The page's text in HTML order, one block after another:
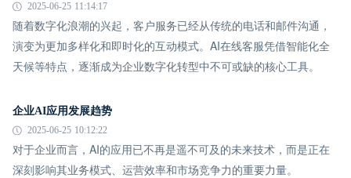
2025-06-25 11:14:17
随着数字化浪潮的兴起，客户服务已经从传统的电话和邮件沟通，
演变为更加多样化和即时化的互动模式。AI在线客服凭借智能化全
天候等特点，逐渐成为企业数字化转型中不可或缺的核心工具。
企业AI应用发展趋势
2025-06-25 10:12:22
对于企业而言，AI的应用已不再是遥不可及的未来技术，而是正在
深刻影响其业务模式、运营效率和市场竞争力的重要力量。